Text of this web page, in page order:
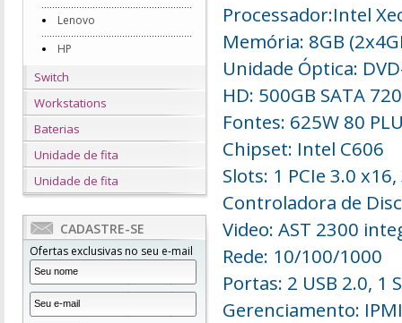
Lenovo
HP
Switch
Workstations
Baterias
Unidade de fita
Unidade de fita
CADASTRE-SE
Ofertas exclusivas no seu e-mail
Processador:Intel
Memória: 8GB
Unidade Óptica:
HD: 500GB SATA
Fontes: 625W 80
Chipset: Intel C606
Slots: 1 PCIe 3.0
Controladora de
Video: AST 2300
Rede: 10/100/1000
Portas: 2 USB 2.0, 1
Gerenciamento: